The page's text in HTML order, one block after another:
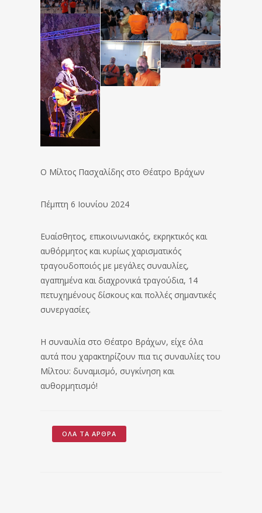
Ο Μίλτος Πασχαλίδης στο Θέατρο Βράχων
Πέμπτη 6 Ιουνίου 2024
Ευαίσθητος, επικοινωνιακός, εκρηκτικός και
αυθόρμητος και κυρίως χαρισματικός
τραγουδοποιός με μεγάλες συναυλίες,
αγαπημένα και διαχρονικά τραγούδια, 14
πετυχημένους δίσκους και πολλές σημαντικές
συνεργασίες.
Η συναυλία στο Θέατρο Βράχων, είχε όλα
αυτά που χαρακτηρίζουν πια τις συναυλίες του
Μίλτου: δυναμισμό, συγκίνηση και
αυθορμητισμό!
ΌΛΑ ΤΑ ΆΡΘΡΑ